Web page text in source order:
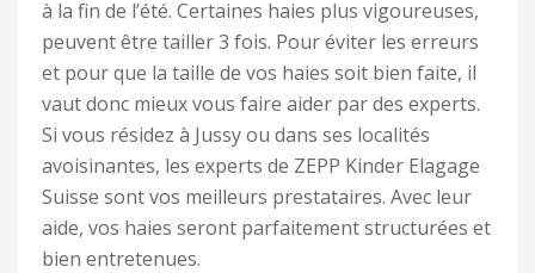
à la fin de l’été. Certaines haies plus vigoureuses,
peuvent être tailler 3 fois. Pour éviter les erreurs
et pour que la taille de vos haies soit bien faite, il
vaut donc mieux vous faire aider par des experts.
Si vous résidez à Jussy ou dans ses localités
avoisinantes, les experts de ZEPP Kinder Elagage
Suisse sont vos meilleurs prestataires. Avec leur
aide, vos haies seront parfaitement structurées et
bien entretenues.